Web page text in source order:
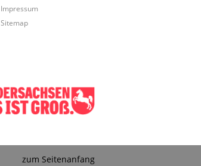
Impressum
Sitemap
zum Seitenanfang